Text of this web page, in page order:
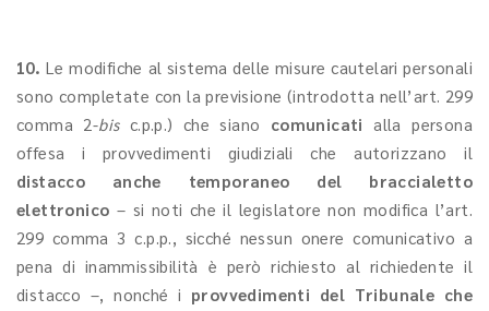
10. Le modifiche al sistema delle misure cautelari personali
sono completate con la previsione (introdotta nell’art. 299
comma 2-bisc.p.p.) che siano comunicati alla persona
offesa i provvedimenti giudiziali che autorizzano il
distacco anche temporaneo del braccialetto
elettronico – si noti che il legislatore non modifica l’art.
299 comma 3 c.p.p., sicché nessun onere comunicativo a
pena di inammissibilità è però richiesto al richiedente il
distacco –, nonché i provvedimenti del Tribunale che